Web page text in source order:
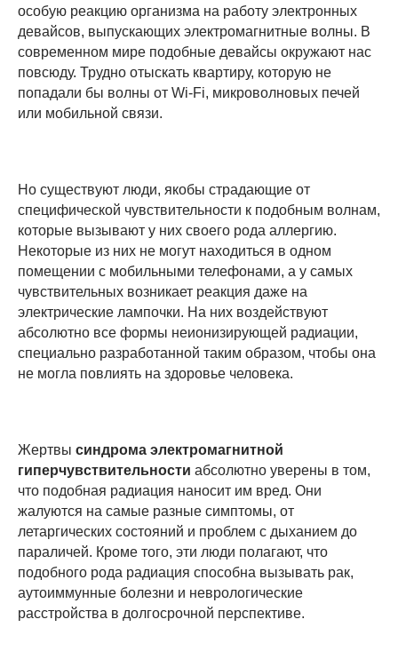
особую реакцию организма на работу электронных
девайсов, выпускающих электромагнитные волны. В
современном мире подобные девайсы окружают нас
повсюду. Трудно отыскать квартиру, которую не
попадали бы волны от Wi-Fi, микроволновых печей
или мобильной связи.
Но существуют люди, якобы страдающие от
специфической чувствительности к подобным волнам,
которые вызывают у них своего рода аллергию.
Некоторые из них не могут находиться в одном
помещении с мобильными телефонами, а у самых
чувствительных возникает реакция даже на
электрические лампочки. На них воздействуют
абсолютно все формы неионизирующей радиации,
специально разработанной таким образом, чтобы она
не могла повлиять на здоровье человека.
Жертвы синдрома электромагнитной
гиперчувствительности абсолютно уверены в том,
что подобная радиация наносит им вред. Они
жалуются на самые разные симптомы, от
летаргических состояний и проблем с дыханием до
параличей. Кроме того, эти люди полагают, что
подобного рода радиация способна вызывать рак,
аутоиммунные болезни и неврологические
расстройства в долгосрочной перспективе.